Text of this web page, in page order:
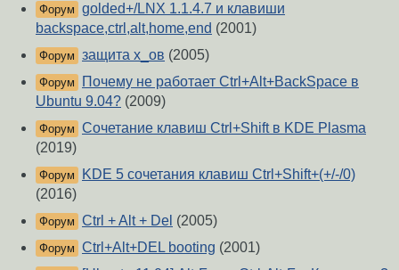
Форум golded+/LNX 1.1.4.7 и клавиши
backspace,ctrl,alt,home,end (2001)
Форум защита x_ов (2005)
Форум
Почему не работает Ctrl+Alt+BackSpace в
Ubuntu 9.04? (2009)
Форум Сочетание клавиш Ctrl+Shift в KDE Plasma
(2019)
Форум
KDE 5 сочетания клавиш Ctrl+Shift+(+/-/0)
(2016)
Форум Ctrl + Alt + Del (2005)
Форум Ctrl+Alt+DEL booting (2001)